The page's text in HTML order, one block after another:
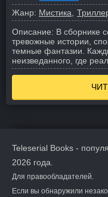
Жанр: Мистика
Описание: В сборнике
тревожные истории,
темные фантазии.
неизведанного, где
Teleserial Books -
2026 года.
Для правообладателей.
Если вы обнаружили